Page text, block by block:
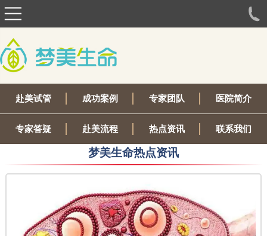
赴美试管 成功案例 专家团队 医院简介
专家答疑 赴美流程 热点资讯 联系我们
梦美生命热点资讯